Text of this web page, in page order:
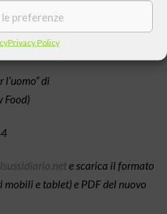
preferenze
Privacy Policy
a ospitare punti di vista diversi
lettore tutti gli strumenti
l’uomo” di
Food)
e scarica il formato
e tablet) e PDF del nuovo